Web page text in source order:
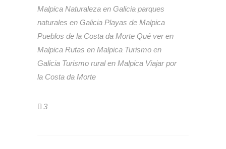
Malpica Naturaleza en Galicia parques
naturales en Galicia Playas de Malpica
Pueblos de la Costa da Morte Qué ver en
Malpica Rutas en Malpica Turismo en
Galicia Turismo rural en Malpica Viajar por
la Costa da Morte
3